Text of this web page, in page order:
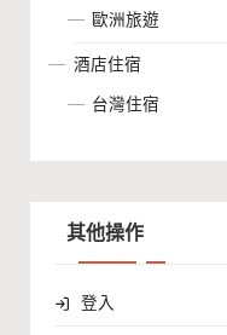
歐洲旅遊
酒店住宿
台灣住宿
其他操作
登入